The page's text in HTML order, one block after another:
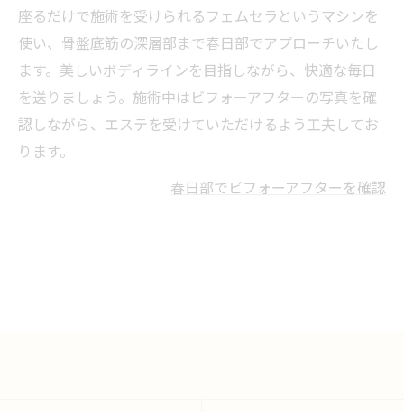
座るだけで施術を受けられるフェムセラというマシンを
使い、骨盤底筋の深層部まで春日部でアプローチいたし
ます。美しいボディラインを目指しながら、快適な毎日
を送りましょう。施術中はビフォーアフターの写真を確
認しながら、エステを受けていただけるよう工夫してお
ります。
春日部でビフォーアフターを確認